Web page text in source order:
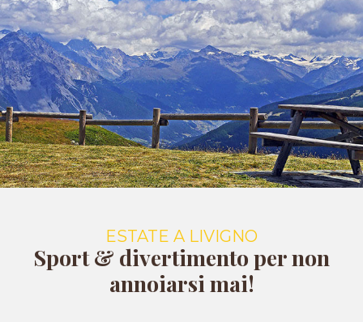
ESTATE A LIVIGNO
Sport & divertimento per non
annoiarsi mai!